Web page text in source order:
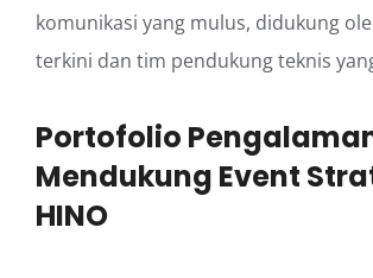
komunikasi yang mulus, didukung
terkini dan tim pendukung teknis
Portofolio
Mendukung Event
HINO